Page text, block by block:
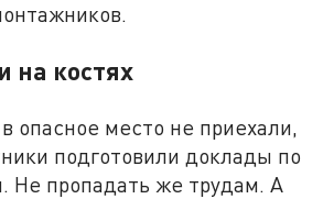
на костях
опасное место не приехали,
подготовили доклады по
Не пропадать же трудам. А